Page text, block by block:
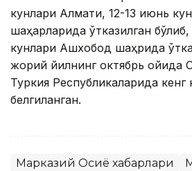
кунлари Алмати, 12-13 июнь
шаҳарларида ўтказилган
кунлари Ашхобод шаҳрида
жорий йилнинг октябрь ойида
Туркия Республикаларида
белгиланган.
Марказий Осиё хабарлари